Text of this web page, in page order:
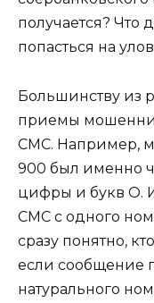
получается? Что
попасться на
Большинству из
приемы
СМС. Например,
900 был именно
цифры и букв О.
СМС с одного
сразу понятно,
если сообщение
натурального